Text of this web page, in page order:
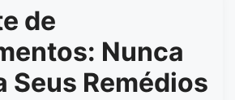
de
Nunca
Seus Remédios